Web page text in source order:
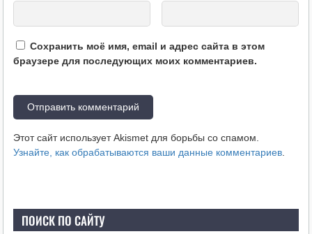
Сохранить моё имя, email и адрес сайта в этом
браузере для последующих моих комментариев.
Этот сайт использует Akismet для борьбы со спамом.
Узнайте, как обрабатываются ваши данные комментариев.
ПОИСК ПО САЙТУ